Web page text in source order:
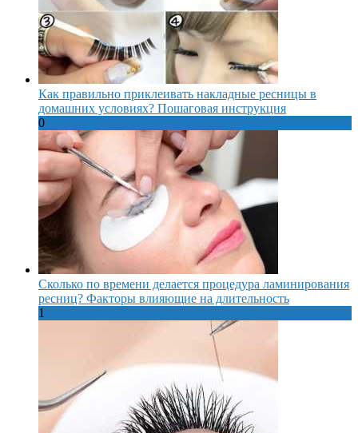
Как правильно приклеивать накладные ресницы в
домашних условиях? Пошаговая инструкция
0
Сколько по времени делается процедура ламинирования
ресниц? Факторы влияющие на длительность
1